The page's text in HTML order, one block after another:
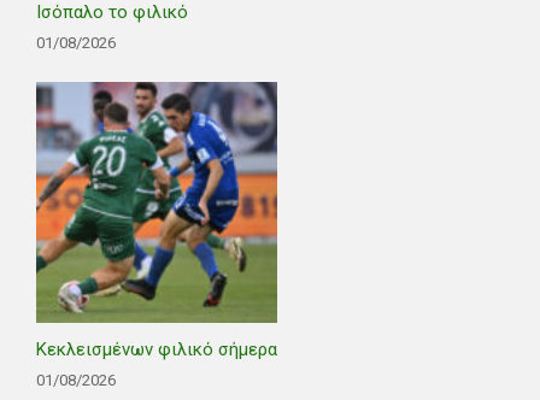
Ισόπαλο το φιλικό
01/08/2026
Κεκλεισμένων φιλικό σήμερα
01/08/2026